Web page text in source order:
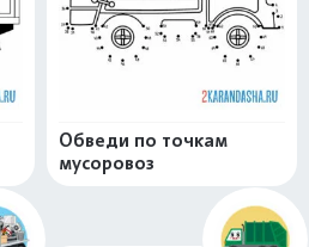
Обведи по точкам
мусоровоз